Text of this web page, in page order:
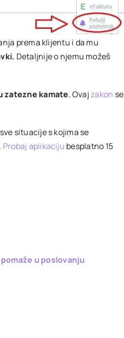
prema klijentu i da mu
Detaljnije o njemu možeš
zatezne kamate. Ovajzakon se
situacije s kojima se
Probaj aplikaciju besplatno 15
u poslovanju